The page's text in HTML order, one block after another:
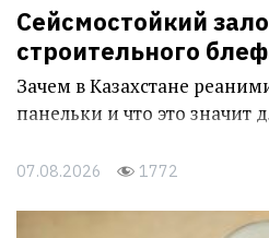
Сейсмостойкий
строительного
Зачем в Казахстане
панельки и что это значит
07.08.2026 1772